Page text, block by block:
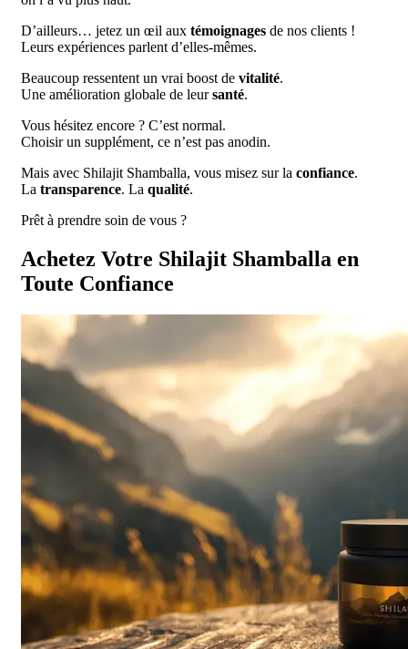
D’ailleurs… jetez un œil aux témoignages de nos clients !
Leurs expériences parlent d’elles-mêmes.
Beaucoup ressentent un vrai boost de vitalité.
Une amélioration globale de leursanté.
Vous hésitez encore ? C’est normal.
Choisir un supplément, ce n’est pas anodin.
Mais avec Shilajit Shamballa, vous misez sur la confiance.
La transparence. La qualité.
Prêt à prendre soin de vous ?
Achetez Votre Shilajit Shamballa en
Toute Confiance